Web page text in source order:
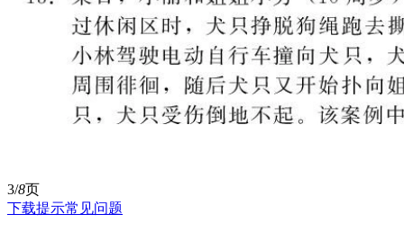
3/8页
下载提示常见问题